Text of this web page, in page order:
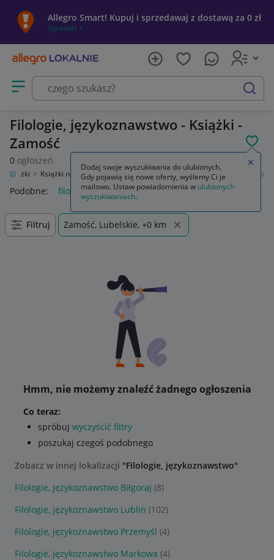
Allegro Smart! Kupuj i sprzedawaj z dostawą za 0 zł
Sprawdź »
Otwórz menu z kategoriami
szukaj
Filologie, językoznawstwo - Książki -
Zamość
0 ogłoszeń
Książki Książki naukowe i popularnonaukowe Filologie, językoznawstwo
Podobne: filologie językoznawstwo
Filtruj Zamość, Lubelskie, +0 km
Hmm, nie możemy znaleźć żadnego ogłoszenia
Co teraz:
spróbuj wyczyścić filtry
poszukaj czegoś podobnego
Zobacz w innej lokalizacji "Filologie, językoznawstwo"
Filologie, językoznawstwo Biłgoraj (8)
Filologie, językoznawstwo Lublin (102)
Filologie, językoznawstwo Przemyśl (4)
Filologie, językoznawstwo Markowa (4)
Dodaj swoje wyszukiwania do ulubionych.
Gdy pojawią się nowe oferty, wyślemy Ci je
mailowo. Ustaw powiadomienia w ulubionych
wyszukiwaniach.